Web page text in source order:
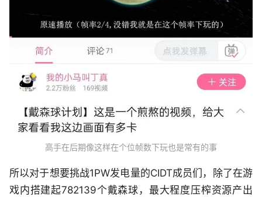
高手在后期像这样在个位帧数下玩也是常有的事
所以对于想要挑战1PW发电量的CIDT成员们，除了在游
戏内搭建起782139个戴森球，最大程度压榨资源产出